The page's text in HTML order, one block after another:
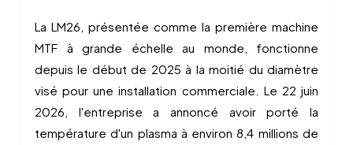
La LM26, présentée comme la première machine
MTF à grande échelle au monde, fonctionne
depuis le début de 2025 à la moitié du diamètre
visé pour une installation commerciale. Le 22 juin
2026, l'entreprise a annoncé avoir porté la
température d'un plasma à environ 8,4 millions de